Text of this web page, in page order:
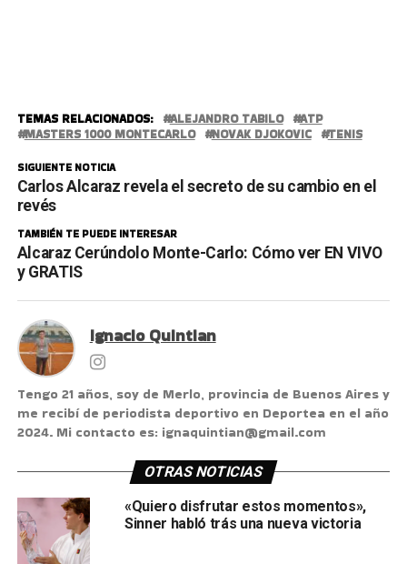
TEMAS RELACIONADOS: ALEJANDRO TABILO
ATP
MASTERS 1000 MONTECARLO
NOVAK DJOKOVIC TENIS
SIGUIENTE NOTICIA
Carlos Alcaraz revela el secreto de su cambio en el
revés
TAMBIÉN TE PUEDE INTERESAR
Alcaraz Cerúndolo Monte-Carlo: Cómo ver EN VIVO
y GRATIS
Ignacio Quintian
Tengo 21 años, soy de Merlo, provincia de Buenos Aires y
me recibí de periodista deportivo en Deportea en el año
2024. Mi contacto es: ignaquintian@gmail.com
OTRAS NOTICIAS
«Quiero disfrutar estos momentos»,
Sinner habló trás una nueva victoria